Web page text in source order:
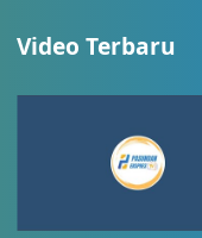
Video Terbaru